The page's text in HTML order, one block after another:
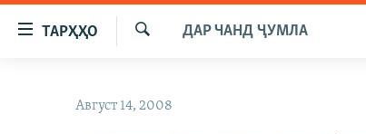
Пайвандҳои
дастрасӣ
ТАРҲҲО
ГАПИ ОЗОД
ДАР ЧАНД ҶУМЛА
Август 14, 2008